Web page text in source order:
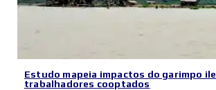
Estudo mapeia impactos do garimpo
trabalhadores cooptados